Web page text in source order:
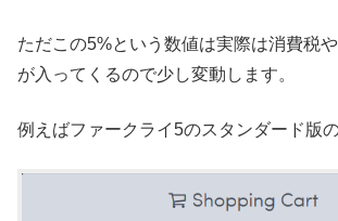
ただこの5%という数値は実際は消費税
が入ってくるので少し変動します。
例えばファークライ5のスタンダード版